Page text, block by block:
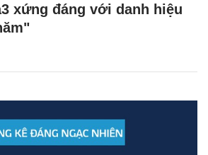
xứng đáng với danh hiệu